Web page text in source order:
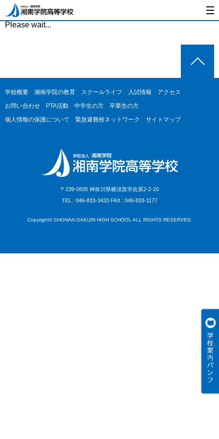
Please wait...
学校概要 湘南学院の教育 スクールライフ 入試情報
アクセス
お問い合わせ
PTA活動 中学生の方
卒業生の方
個人情報の保護について
緊急避難校ネットワーク サイトマップ
〒239-0835 神奈川県横須賀市佐原2-2-20
TEL : 046-833-3433 FAX : 046-833-1177
Copyright© SHONAN GAKUIN HIGH SCHOOL ALL RIGHTS RESERVED.